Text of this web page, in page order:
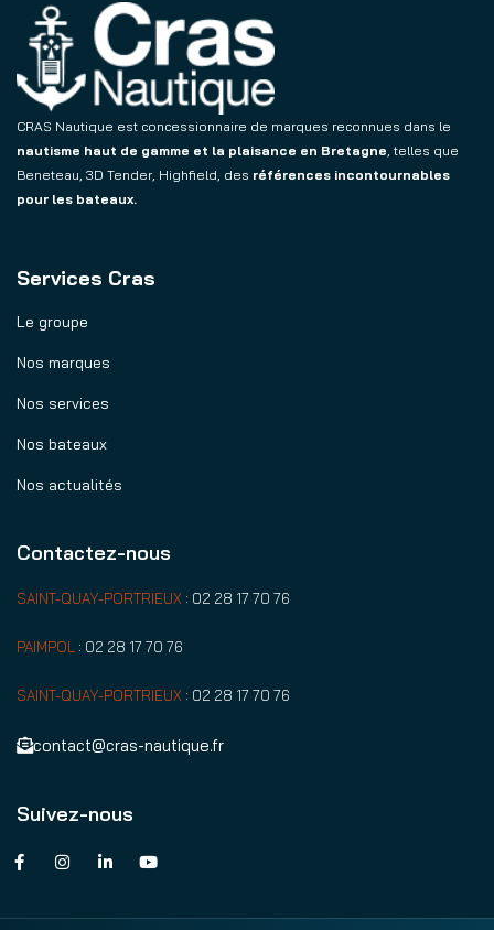
CRAS Nautique est concessionnaire de marques reconnues dans le
nautisme haut de gamme et la plaisance en Bretagne, telles que
Beneteau, 3D Tender, Highfield, des références incontournables
pour les bateaux.
Services Cras
Le groupe
Nos marques
Nos services
Nos bateaux
Nos actualités
Contactez-nous
SAINT-QUAY-PORTRIEUX : 02 28 17 70 76
PAIMPOL : 02 28 17 70 76
SAINT-QUAY-PORTRIEUX : 02 28 17 70 76
contact@cras-nautique.fr
Suivez-nous